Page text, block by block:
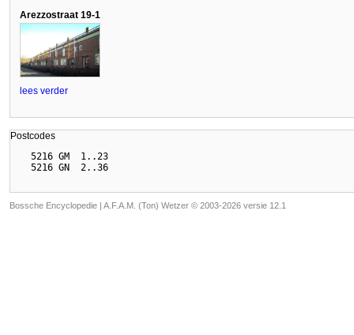
Arezzostraat 19-1
lees verder
Postcodes
  5216 GM  1..23
Bossche Encyclopedie | A.F.A.M. (Ton) Wetzer © 2003-2026 versie 12.1